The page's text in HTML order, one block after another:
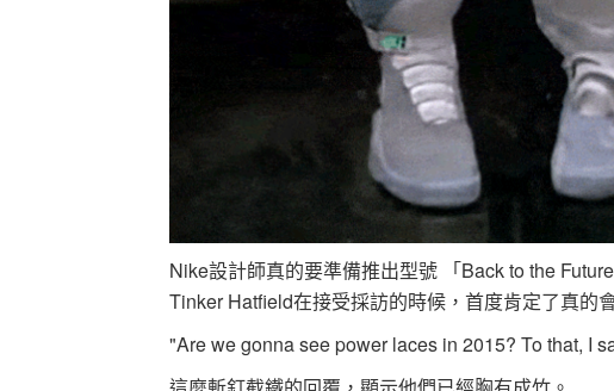
Nike設計師真的要準備推出型號 「Back to the
Tinker Hatfield在接受採訪的時候，首度肯定了真的
"Are we gonna see power laces in 2015? To that, I